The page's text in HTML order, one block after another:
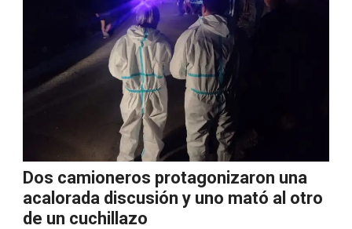
Dos camioneros protagonizaron una
acalorada discusión y uno mató al otro
de un cuchillazo